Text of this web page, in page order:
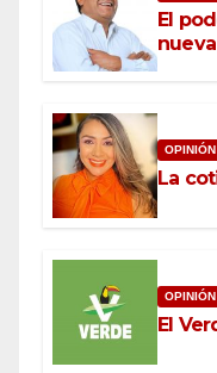
El
OPINIÓN
La
OPINIÓN
El